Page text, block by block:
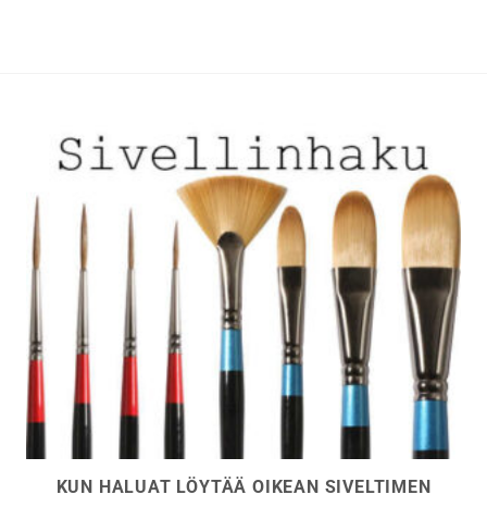
KUN HALUAT LÖYTÄÄ OIKEAN SIVELTIMEN